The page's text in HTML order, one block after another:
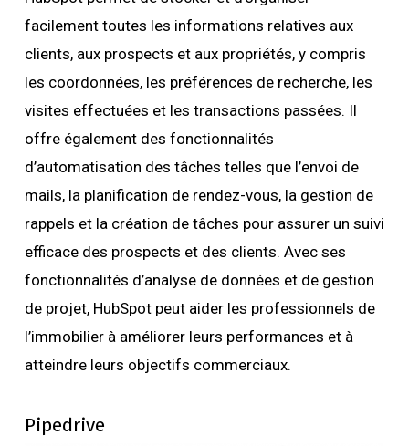
facilement toutes les informations relatives aux
clients, aux prospects et aux propriétés, y compris
les coordonnées, les préférences de recherche, les
visites effectuées et les transactions passées. Il
offre également des fonctionnalités
d’automatisation des tâches telles que l’envoi de
mails, la planification de rendez-vous, la gestion de
rappels et la création de tâches pour assurer un suivi
efficace des prospects et des clients. Avec ses
fonctionnalités d’analyse de données et de gestion
de projet, HubSpot peut aider les professionnels de
l’immobilier à améliorer leurs performances et à
atteindre leurs objectifs commerciaux.
Pipedrive